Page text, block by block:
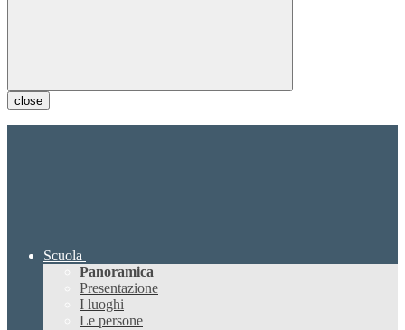
close
Scuola
Panoramica
Presentazione
I luoghi
Le persone